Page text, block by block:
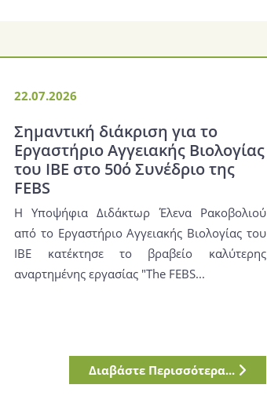
22.07.2026
Σημαντική διάκριση για το
Εργαστήριο Αγγειακής Βιολογίας
του ΙΒΕ στο 50ό Συνέδριο της
FEBS
Η Υποψήφια Διδάκτωρ Έλενα Ρακοβολιού
από το Εργαστήριο Αγγειακής Βιολογίας του
ΙΒΕ κατέκτησε το βραβείο καλύτερης
αναρτημένης εργασίας "The FEBS...
Διαβάστε Περισσότερα...